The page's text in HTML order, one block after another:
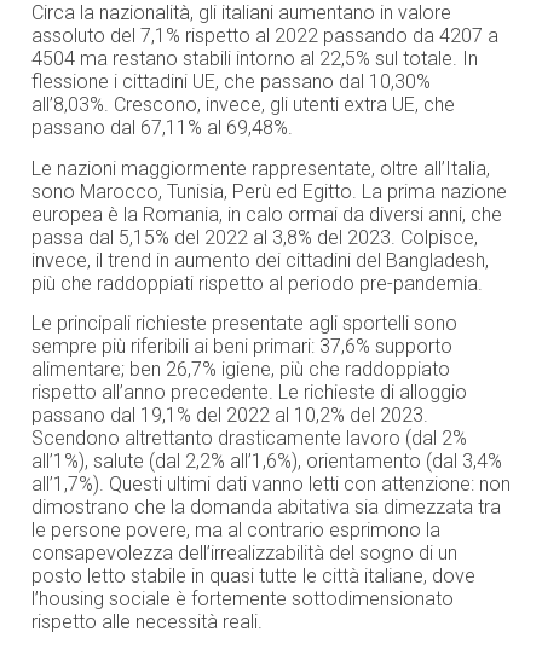
Circa la nazionalità, gli italiani aumentano in valore
assoluto del 7,1% rispetto al 2022 passando da 4207 a
4504 ma restano stabili intorno al 22,5% sul totale. In
flessione i cittadini UE, che passano dal 10,30%
all’8,03%. Crescono, invece, gli utenti extra UE, che
passano dal 67,11% al 69,48%.
Le nazioni maggiormente rappresentate, oltre all’Italia,
sono Marocco, Tunisia, Perù ed Egitto. La prima nazione
europea è la Romania, in calo ormai da diversi anni, che
passa dal 5,15% del 2022 al 3,8% del 2023. Colpisce,
invece, il trend in aumento dei cittadini del Bangladesh,
più che raddoppiati rispetto al periodo pre-pandemia.
Le principali richieste presentate agli sportelli sono
sempre più riferibili ai beni primari: 37,6% supporto
alimentare; ben 26,7% igiene, più che raddoppiato
rispetto all’anno precedente. Le richieste di alloggio
passano dal 19,1% del 2022 al 10,2% del 2023.
Scendono altrettanto drasticamente lavoro (dal 2%
all’1%), salute (dal 2,2% all’1,6%), orientamento (dal 3,4%
all’1,7%). Questi ultimi dati vanno letti con attenzione: non
dimostrano che la domanda abitativa sia dimezzata tra
le persone povere, ma al contrario esprimono la
consapevolezza dell’irrealizzabilità del sogno di un
posto letto stabile in quasi tutte le città italiane, dove
l’housing sociale è fortemente sottodimensionato
rispetto alle necessità reali.